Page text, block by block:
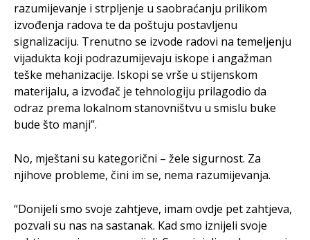
razumijevanje i strpljenje u saobraćanju prilikom
izvođenja radova te da poštuju postavljenu
signalizaciju. Trenutno se izvode radovi na temeljenju
vijadukta koji podrazumijevaju iskope i angažman
teške mehanizacije. Iskopi se vrše u stijenskom
materijalu, a izvođač je tehnologiju prilagodio da
odraz prema lokalnom stanovništvu u smislu buke
bude što manji”.
No, mještani su kategorični – žele sigurnost. Za
njihove probleme, čini im se, nema razumijevanja.
“Donijeli smo svoje zahtjeve, imam ovdje pet zahtjeva,
pozvali su nas na sastanak. Kad smo iznijeli svoje